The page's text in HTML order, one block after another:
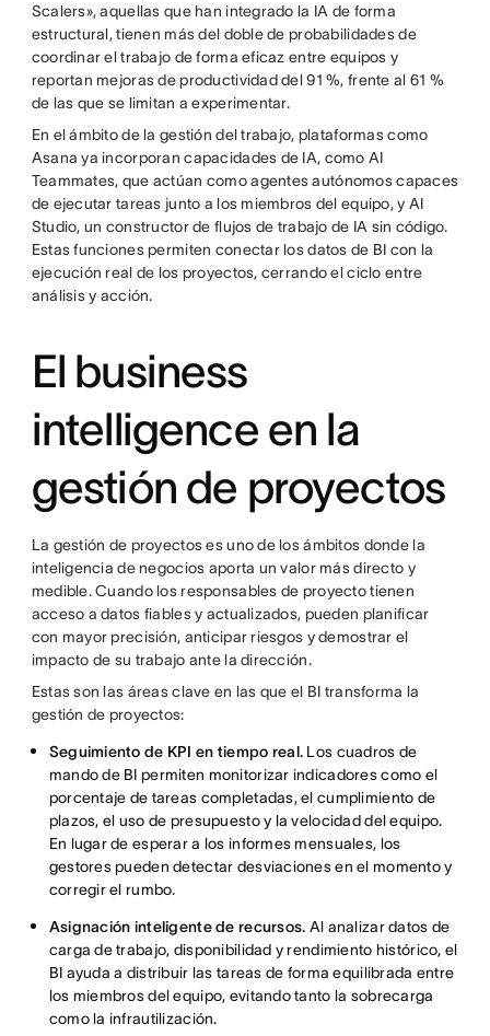
Scalers», aquellas que han integrado la IA de forma
estructural, tienen más del doble de probabilidades de
coordinar el trabajo de forma eficaz entre equipos y
reportan mejoras de productividad del 91 %, frente al 61 %
de las que se limitan a experimentar.
En el ámbito de la gestión del trabajo, plataformas como
Asana ya incorporan capacidades de IA, como AI
Teammates, que actúan como agentes autónomos capaces
de ejecutar tareas junto a los miembros del equipo, y AI
Studio, un constructor de flujos de trabajo de IA sin código.
Estas funciones permiten conectar los datos de BI con la
ejecución real de los proyectos, cerrando el ciclo entre
análisis y acción.
El business
intelligence en la
gestión de proyectos
La gestión de proyectos es uno de los ámbitos donde la
inteligencia de negocios aporta un valor más directo y
medible. Cuando los responsables de proyecto tienen
acceso a datos fiables y actualizados, pueden planificar
con mayor precisión, anticipar riesgos y demostrar el
impacto de su trabajo ante la dirección.
Estas son las áreas clave en las que el BI transforma la
gestión de proyectos:
Seguimiento de KPI en tiempo real. Los cuadros de
mando de BI permiten monitorizar indicadores como el
porcentaje de tareas completadas, el cumplimiento de
plazos, el uso de presupuesto y la velocidad del equipo.
En lugar de esperar a los informes mensuales, los
gestores pueden detectar desviaciones en el momento y
corregir el rumbo.
Asignación inteligente de recursos. Al analizar datos de
carga de trabajo, disponibilidad y rendimiento histórico, el
BI ayuda a distribuir las tareas de forma equilibrada entre
los miembros del equipo, evitando tanto la sobrecarga
como la infrautilización.